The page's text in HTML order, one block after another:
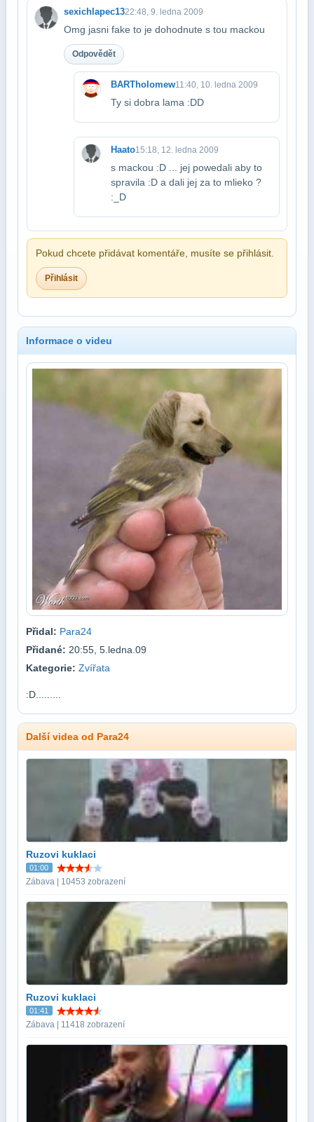
sexichlapec1322:48, 9. ledna 2009
Omg jasni fake to je dohodnute s tou mackou
Odpovědět
BARTholomew11:40, 10. ledna 2009
Ty si dobra lama :DD
Haato15:18, 12. ledna 2009
s mackou :D ... jej powedali aby to
spravila :D a dali jej za to mlieko ?
:_D
Pokud chcete přidávat komentáře, musíte se přihlásit.
Přihlásit
Informace o videu
Přidal: Para24
Přidané: 20:55, 5.ledna.09
Kategorie: Zvířata
:D.........
Další videa od Para24
Ruzovi kuklaci
01:00
Zábava | 10453 zobrazení
Ruzovi kuklaci
01:41
Zábava | 11418 zobrazení